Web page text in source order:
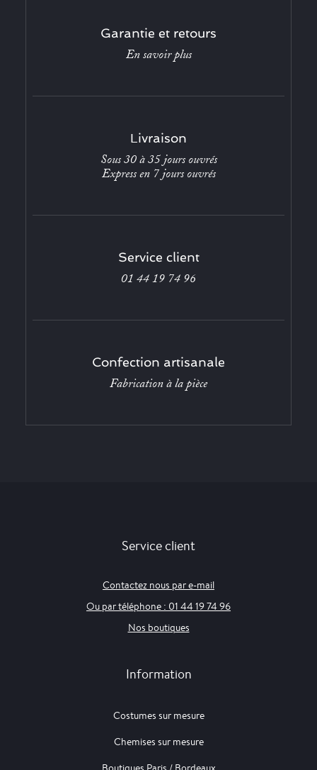
Garantie et retours
En savoir plus
Livraison
Sous 30 à 35 jours ouvrés
Express en 7 jours ouvrés
Service client
01 44 19 74 96
Confection artisanale
Fabrication à la pièce
Service client
Contactez nous par e-mail
Ou par téléphone : 01 44 19 74 96
Nos boutiques
Information
Costumes sur mesure
Chemises sur mesure